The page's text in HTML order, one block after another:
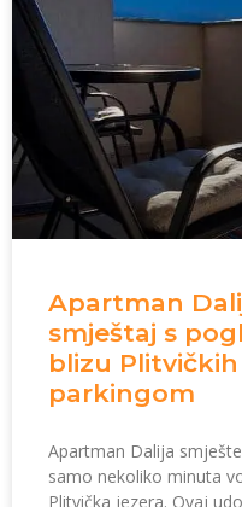
Apartman
smještaj s
blizu
parkingom
Apartman Dalija
samo nekoliko minuta
Plitvička jezera. Ovaj